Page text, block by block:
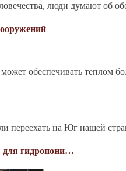
люди думают об
может обеспечивать
переехать на Юг нашей
гидропони…